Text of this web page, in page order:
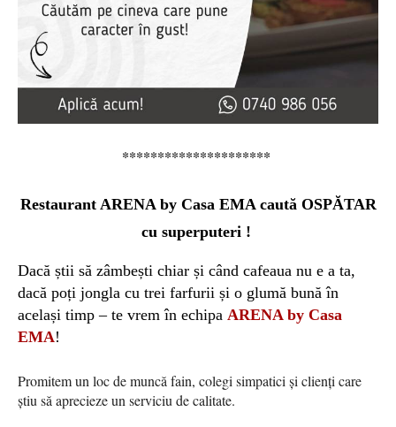
*********************
Restaurant ARENA by Casa EMA caută OSPĂTAR
cu superputeri !
Dacă știi să zâmbești chiar și când cafeaua nu e a ta,
dacă poți jongla cu trei farfurii și o glumă bună în
același timp – te vrem în echipa ARENA by Casa
EMA!
Promitem un loc de muncă fain, colegi simpatici și clienți care
știu să aprecieze un serviciu de calitate.